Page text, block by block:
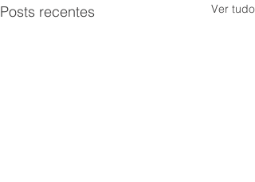
Posts recentes Ver tudo